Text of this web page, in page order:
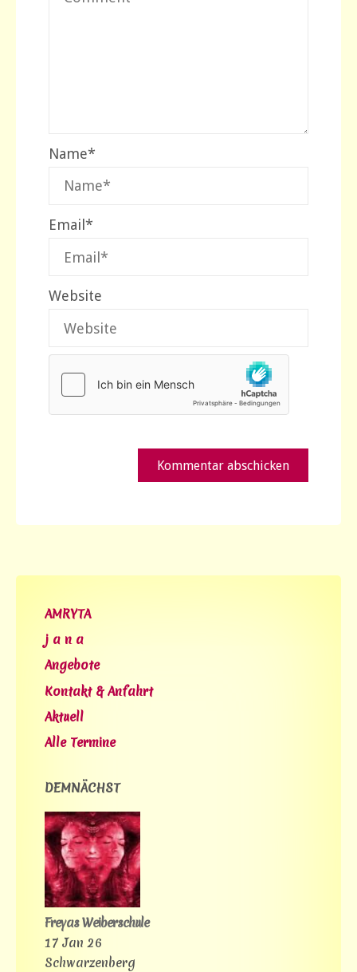
Name*
Email *
Website
AMRYTA
j a n a
Angebote
Kontakt & Anfahrt
Aktuell
Alle Termine
DEMNÄCHST
Freyas Weiberschule
17 Jan 26
Schwarzenberg